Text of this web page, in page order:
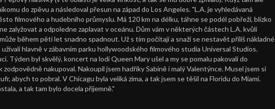
do zpěvu a následoval přesun na západ do Los Angeles. "L.A. je vyhledávaná
filmového a hudebního průmyslu. Má 120 km na délku, táhne se podél pobřeží, blízko
zalyžovat a odpoledne zaplavat v oceánu. Dům vám v některých částech L.A. kvůli
během pěti let snadno spadnout. Už s tím počítají a snaží se nestavět příliš nákladné
hlavně v zábavním parku hollywoodského filmového studia Universal Studios.
Týden byl skvělý, koncert na lodi Queen Mary ušel a my se pomalu pakovali do
zodpovědně nakupoval. Nakoupil jsem hadříky Sabině i malý Valentýnce. Musel jsem si
abych to pobral. V Chicagu byla veliká zima, a tak jsem se těšil na Floridu do Miami.
a tak tam bylo docela příjemně."